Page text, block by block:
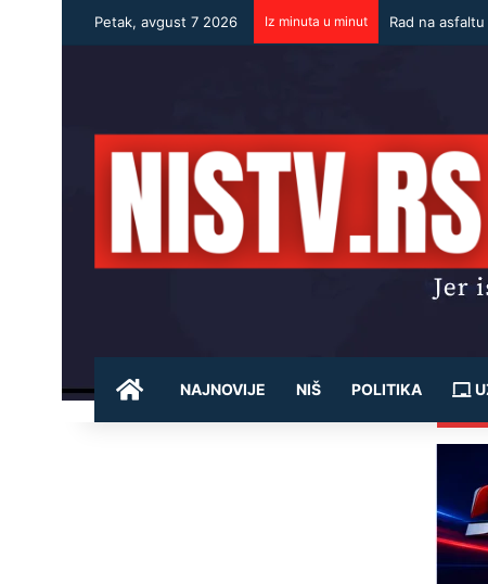
Petak, avgust 7 2026 Iz minuta u minut Borački
POČETNA
NAJNOVIJE NIŠ POLITIKA